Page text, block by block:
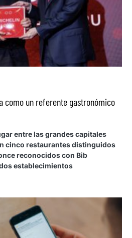
como un referente gastronómico
entre las grandes capitales
cinco restaurantes distinguidos
reconocidos con Bib
establecimientos